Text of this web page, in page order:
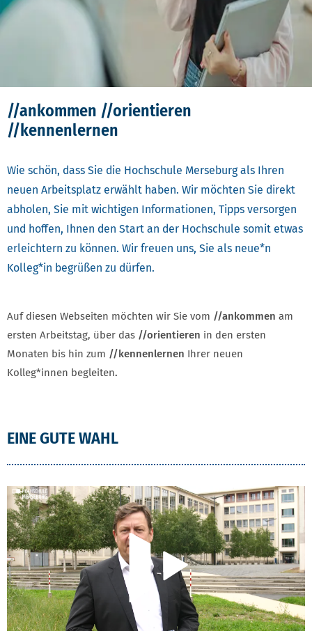
//ankommen //orientieren
//kennenlernen
Wie schön, dass Sie die Hochschule Merseburg als Ihren
neuen Arbeitsplatz erwählt haben. Wir möchten Sie direkt
abholen, Sie mit wichtigen Informationen, Tipps versorgen
und hoffen, Ihnen den Start an der Hochschule somit etwas
erleichtern zu können. Wir freuen uns, Sie als neue*n
Kolleg*in begrüßen zu dürfen.
Auf diesen Webseiten möchten wir Sie vom //ankommen am
ersten Arbeitstag, über das //orientieren in den ersten
Monaten bis hin zum //kennenlernen Ihrer neuen
Kolleg*innen begleiten.
EINE GUTE WAHL